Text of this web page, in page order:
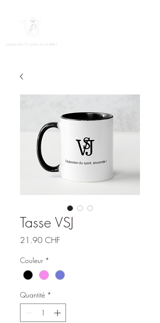
Tasse VSJ
21.90 CHFPrix
Couleur *
Quantité *